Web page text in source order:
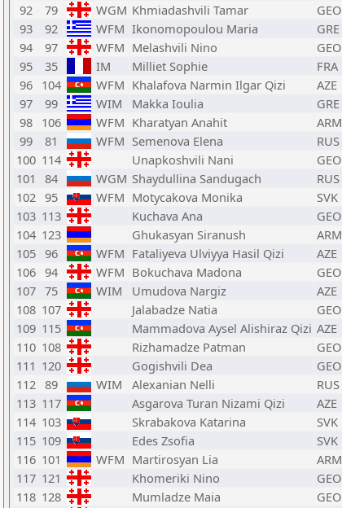
92
79 WGM Khmiadashvili Tamar GEO
93
92 WFM Ikonomopoulou Maria GRE
94
97 WFM Melashvili Nino GEO
95
35 IM Milliet Sophie FRA
96 104 WFM Khalafova Narmin Ilgar Qizi AZE
97
99 WIM Makka Ioulia GRE
98 106 WFM Kharatyan Anahit ARM
99
81 WFM Semenova Elena RUS
100 114 Unapkoshvili Nani GEO
101
84 WGM Shaydullina Sandugach RUS
102 95 WFM Motycakova Monika SVK
103 113 Kuchava Ana GEO
104 123 Ghukasyan Siranush ARM
105 96 WFM Fataliyeva Ulviyya Hasil Qizi AZE
106 94 WFM Bokuchava Madona GEO
107 75 WIM Umudova Nargiz AZE
108 107 Jalabadze Natia GEO
109 115 Mammadova Aysel Alishiraz Qizi AZE
110 108 Rizhamadze Patman GEO
111 120 Gogishvili Dea GEO
112 89 WIM Alexanian Nelli RUS
113 117 Asgarova Turan Nizami Qizi AZE
114 103 Skrabakova Katarina SVK
115 109 Edes Zsofia SVK
116 101 WFM Martirosyan Lia ARM
117 121 Khomeriki Nino GEO
118 128 Mumladze Maia GEO